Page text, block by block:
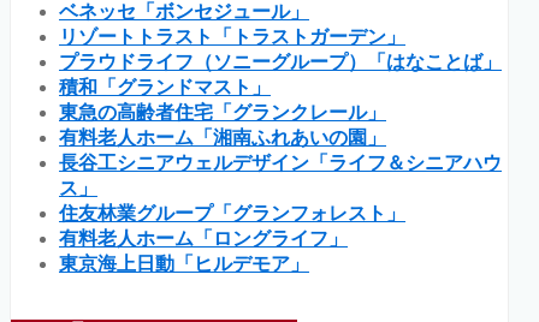
ベネッセ「ボンセジュール」
リゾートトラスト「トラストガーデン」
プラウドライフ（ソニーグループ）「はなことば」
積和「グランドマスト」
東急の高齢者住宅「グランクレール」
有料老人ホーム「湘南ふれあいの園」
長谷工シニアウェルデザイン「ライフ＆シニアハウ
ス」
住友林業グループ「グランフォレスト」
有料老人ホーム「ロングライフ」
東京海上日動「ヒルデモア」